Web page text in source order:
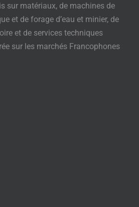
sur matériaux, de machines de
et de forage d’eau et minier, de
et de services techniques
sur les marchés Francophones